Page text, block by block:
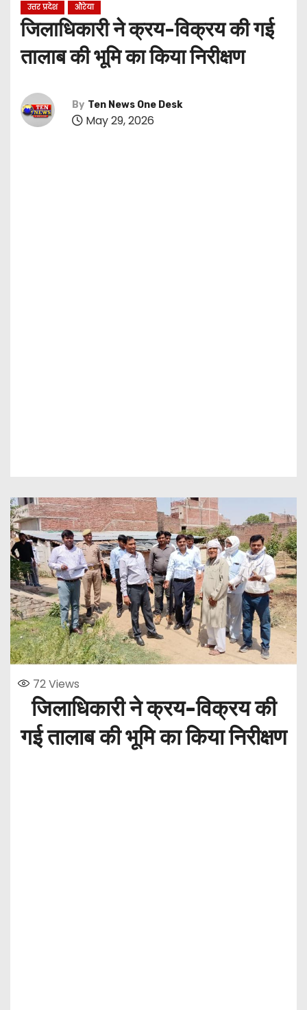
उत्तर प्रदेश औरेया
जिलाधिकारी ने क्रय-विक्रय की गई
तालाब की भूमि का किया निरीक्षण
By Ten News One Desk
May 29, 2026
72Views
जिलाधिकारी ने क्रय-विक्रय की
गई तालाब की भूमि का किया निरीक्षण